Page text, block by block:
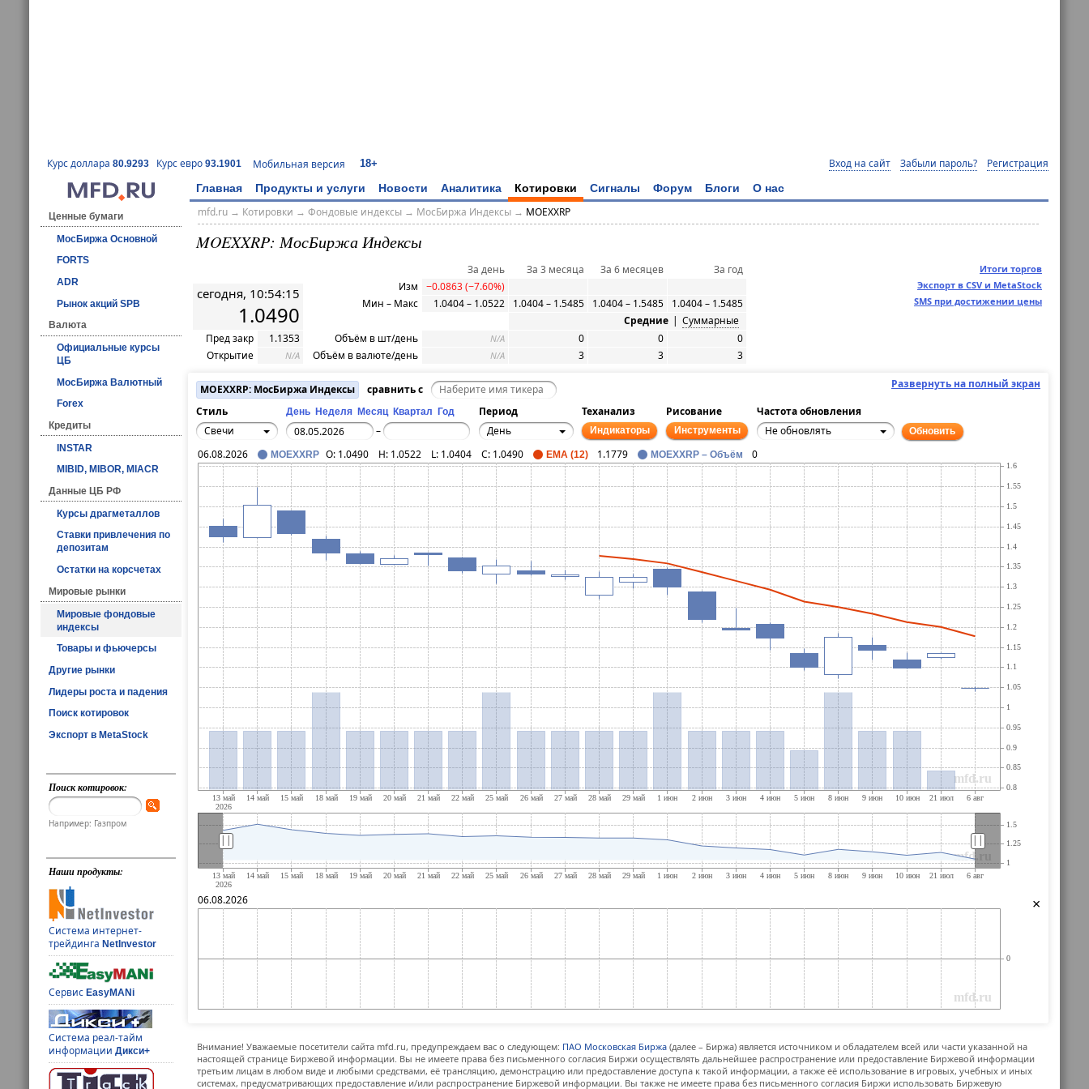
Курс доллара 80.9293 Курс евро 93.1901 Мобильная версия 18+ Вход на сайт Забыли пароль? Регистрация
Главная Продукты и услуги Новости Аналитика Котировки Сигналы Форум Блоги О нас
Ценные бумаги
МосБиржа Основной
FORTS
ADR
Рынок акций SPB
Валюта
Официальные курсы
ЦБ
МосБиржа Валютный
Forex
Кредиты
INSTAR
MIBID, MIBOR, MIACR
Данные ЦБ РФ
Курсы драгметаллов
Ставки привлечения по
депозитам
Остатки на корсчетах
Мировые рынки
Мировые фондовые
индексы
Товары и фьючерсы
Другие рынки
Лидеры роста и падения
Поиск котировок
Экспорт в MetaStock
Поиск котировок:
Например: Газпром
Наши продукты:
Система интернет-
трейдингаNetInvestor
СервисEasyMANi
Система реал-тайм
информацииДикси+
mfd.ru→ Котировки → Фондовые индексы→ МосБиржа Индексы→ MOEXXRP
MOEXXRP: МосБиржа Индексы
Итоги торгов
Экспорт в CSV и MetaStock
SMS при достижении цены
сегодня, 10:54:15
1.0490
Пред закр
1.1353
Открытие
N/A
За день За 3 месяца За 6 месяцев
За год
Изм
−0.0863 (−7.60%)
Мин – Макс
1.0404 – 1.0522 1.0404 – 1.5485 1.0404 – 1.5485
1.0404 – 1.5485
Средние | Суммарные
Объём в шт/день
N/A 0 0
0
Объём в валюте/день
N/A 3 3 3
Развернуть на полный экран
MOEXXRP: МосБиржа Индексы
сравнить с
Стиль
День Неделя Месяц Квартал Год Период Теханализ Рисование
Частота обновления
Свечи
– День Индикаторы Инструменты Не обновлять Обновить
|| ||
×
06.08.2026 MOEXXRP O: 1.0490 H: 1.0522 L: 1.0404 C: 1.0490 EMA (12) 1.1779 MOEXXRP – Объём 0
06.08.2026
Внимание! Уважаемые посетители сайта mfd.ru, предупреждаем вас о следующем: ПАО Московская Биржа (далее – Биржа) является источником и обладателем всей или части указанной на
настоящей странице Биржевой информации. Вы не имеете права без письменного согласия Биржи осуществлять дальнейшее распространение или предоставление Биржевой информации
третьим лицам в любом виде и любыми средствами, её трансляцию, демонстрацию или предоставление доступа к такой информации, а также её использование в игровых, учебных и иных
системах, предусматривающих предоставление и/или распространение Биржевой информации. Вы также не имеете права без письменного согласия Биржи использовать Биржевую